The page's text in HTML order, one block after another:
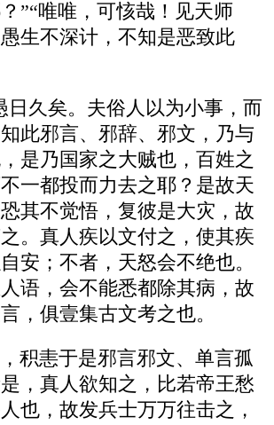
”“唯唯，可㤥哉！见天师
生不深计，不知是恶致此
日久矣。夫俗人以为小事，而
此邪言、邪辞、邪文，乃与
是乃国家之大贼也，百姓之
一都投而力去之耶？是故天
其不觉悟，复彼是大灾，故
。真人疾以文付之，使其疾
安；不者，天怒会不绝也。
语，会不能悉都除其病，故
，俱壹集古文考之也。
积恚于是邪言邪文、单言孤
，真人欲知之，比若帝王愁
也，故发兵士万万往击之，